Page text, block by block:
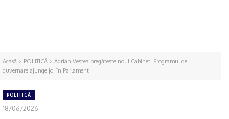
Acasă POLITICĂ
Adrian Veștea pregătește noul Cabinet: Programul de
guvernare ajunge joi în Parlament
POLITICĂ
18/06/2026